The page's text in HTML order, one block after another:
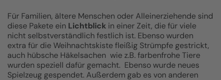
Für Familien, ältere Menschen oder Alleinerziehende sind
diese Pakete ein Lichtblick in einer Zeit, die für viele
nicht selbstverständlich festlich ist. Ebenso wurden
extra für die Weihnachtskiste fleißig Strümpfe gestrickt,
auch hübsche Häkelsachen wie z.B. farbenfrohe Tiere
wurden speziell dafür gemacht. Ebenso wurde neues
Spielzeug gespendet. Außerdem gab es von anderen